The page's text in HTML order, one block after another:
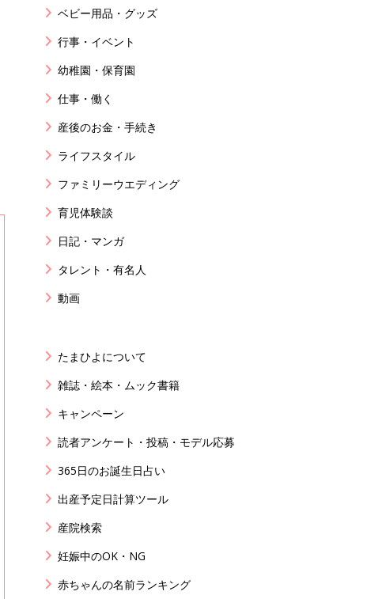
ベビー用品・グッズ
行事・イベント
幼稚園・保育園
仕事・働く
産後のお金・手続き
ライフスタイル
ファミリーウエディング
育児体験談
日記・マンガ
タレント・有名人
動画
たまひよについて
雑誌・絵本・ムック書籍
キャンペーン
読者アンケート・投稿・モデル応募
365日のお誕生日占い
出産予定日計算ツール
産院検索
妊娠中のOK・NG
赤ちゃんの名前ランキング